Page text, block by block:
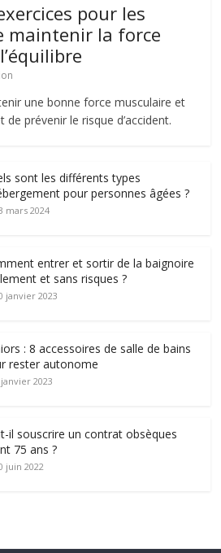
pour les
maintenir la force
une bonne force musculaire et
prévenir le risque d’accident.
sont les différents types
pour personnes âgées ?
mars 2024
entrer et sortir de la baignoire
et sans risques ?
janvier 2023
: 8 accessoires de salle de bains
rester autonome
janvier 2023
il souscrire un contrat obsèques
75 ans ?
juin 2022